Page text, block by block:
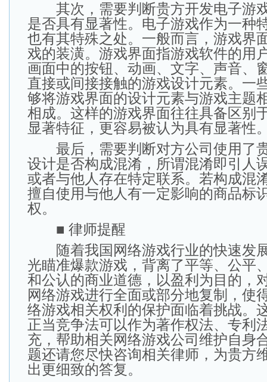
其次，需要判断贵方开发电子游
是否具有显著性。电子游戏作为一种
也有其特殊之处。一般而言，游戏界
戏的装潢。游戏界面指游戏软件的用
画面中的按钮、动画、文字、声音、
直接或间接接触的游戏设计元素。一
够将游戏界面的设计元素与游戏主题
相成。这样的游戏界面往往具备区别
显著特征，更容易被认为具有显著性
最后，需要判断对方公司使用了
设计是否构成混淆，所谓混淆即引人
或者与他人存在特定联系。若构成混
擅自使用与他人有一定影响的商品标
权。
■ 律师提醒
随着我国网络游戏行业的快速发
光瞄准爆款游戏，背离了平等、公平
和公认的商业道德，以盈利为目的，
网络游戏进行全面或部分地复制，使
络游戏相关权利的保护面临着挑战。
正当竞争法可以作为著作权法、专利
充，帮助相关网络游戏公司维护自身
题还请您尽快咨询相关律师，为贵方
出更细致的答复。